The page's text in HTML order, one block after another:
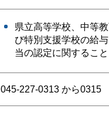
県立高等学校、中等
び特別支援学校の給
当の認定に関すること
045-227-0313 から0315